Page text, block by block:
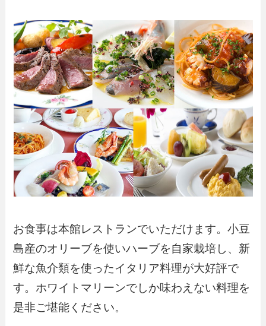
お食事は本館レストランでいただけます。小豆
島産のオリーブを使いハーブを自家栽培し、新
鮮な魚介類を使ったイタリア料理が大好評で
す。ホワイトマリーンでしか味わえない料理を
是非ご堪能ください。